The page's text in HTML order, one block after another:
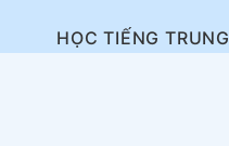
HỌC TIẾNG TRUNG